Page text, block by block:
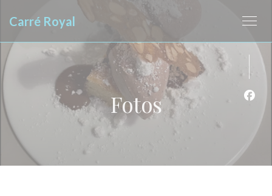
Carré Royal
Fotos